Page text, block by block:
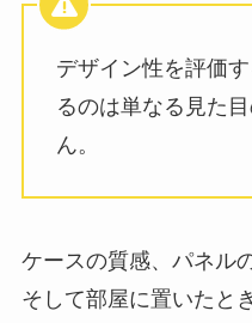
デザイン性を評価
るのは単なる見た
ん。
ケースの質感、パネル
そして部屋に置いたと